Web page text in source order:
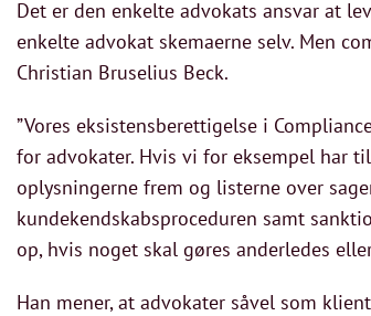
Det er den enkelte advokats ansvar at
enkelte advokat skemaerne selv. Men
Christian Bruselius Beck.
”Vores eksistensberettigelse i
for advokater. Hvis vi for eksempel har
oplysningerne frem og listerne over
kundekendskabsproceduren samt
op, hvis noget skal gøres anderledes
Han mener, at advokater såvel som